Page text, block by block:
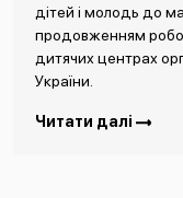
дітей і молодь до
продовженням
дитячих центрах
України.
Читати далі